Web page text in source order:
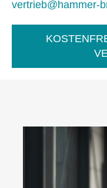
vertrieb@hammer-